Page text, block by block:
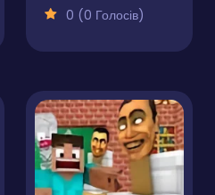
0 (0 Голосів)